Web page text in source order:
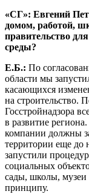
«СГ»: Евгений
домом, работой,
правительство
среды?
Е.Б.: По
области мы
касающихся
на строительство.
Госстройнадзора
в развитие
компании должны
территории еще до
запустили
социальных
сады, школы, музеи
принципу.